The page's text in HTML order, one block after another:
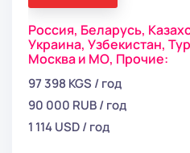
Россия, Беларусь,
Украина, Узбекистан,
Москва и МО, Прочие:
97 398 KGS / год
90 000 RUB / год
1 114 USD / год